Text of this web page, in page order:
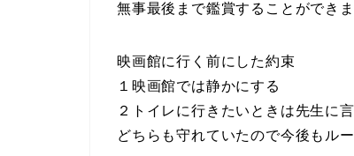
無事最後まで鑑賞することができま
映画館に行く前にした約束
１映画館では静かにする
２トイレに行きたいときは先生に言
どちらも守れていたので今後もル